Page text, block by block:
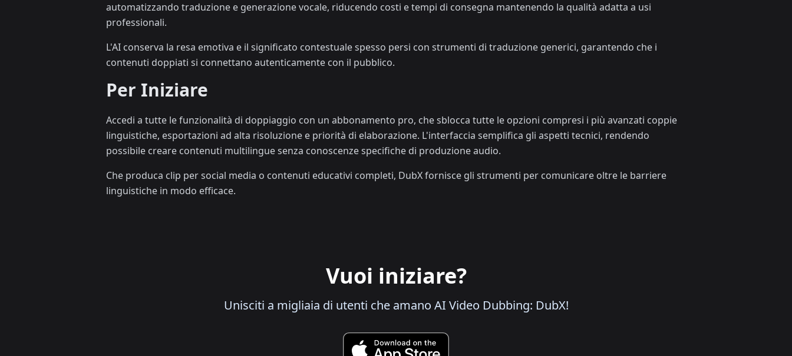
automatizzando traduzione e generazione vocale, riducendo costi e tempi di consegna mantenendo la qualità adatta a usi
professionali.
L'AI conserva la resa emotiva e il significato contestuale spesso persi con strumenti di traduzione generici, garantendo che i
contenuti doppiati si connettano autenticamente con il pubblico.
Per Iniziare
Accedi a tutte le funzionalità di doppiaggio con un abbonamento pro, che sblocca tutte le opzioni compresi i più avanzati coppie
linguistiche, esportazioni ad alta risoluzione e priorità di elaborazione. L'interfaccia semplifica gli aspetti tecnici, rendendo
possibile creare contenuti multilingue senza conoscenze specifiche di produzione audio.
Che produca clip per social media o contenuti educativi completi, DubX fornisce gli strumenti per comunicare oltre le barriere
linguistiche in modo efficace.
Vuoi iniziare?
Unisciti a migliaia di utenti che amano AI Video Dubbing: DubX!